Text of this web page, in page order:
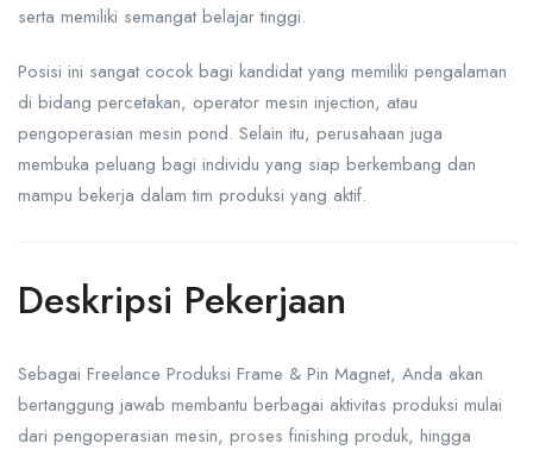
serta memiliki semangat belajar tinggi.
Posisi ini sangat cocok bagi kandidat yang memiliki pengalaman
di bidang percetakan, operator mesin injection, atau
pengoperasian mesin pond. Selain itu, perusahaan juga
membuka peluang bagi individu yang siap berkembang dan
mampu bekerja dalam tim produksi yang aktif.
Deskripsi Pekerjaan
Sebagai Freelance Produksi Frame & Pin Magnet, Anda akan
bertanggung jawab membantu berbagai aktivitas produksi mulai
dari pengoperasian mesin, proses finishing produk, hingga